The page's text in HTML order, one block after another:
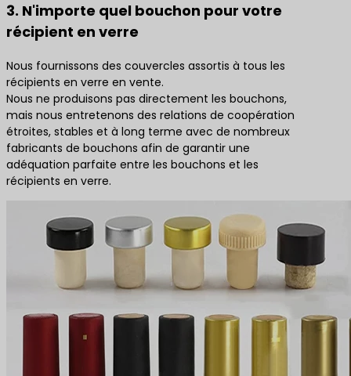
3. N'importe quel bouchon pour votre
récipient en verre
Nous fournissons des couvercles assortis à tous les
récipients en verre en vente.
Nous ne produisons pas directement les bouchons,
mais nous entretenons des relations de coopération
étroites, stables et à long terme avec de nombreux
fabricants de bouchons afin de garantir une
adéquation parfaite entre les bouchons et les
récipients en verre.